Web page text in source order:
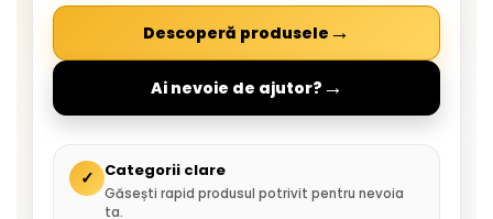
Descoperă produsele →
Ai nevoie de ajutor? →
✓ Categorii clare
Găsești rapid produsul potrivit pentru nevoia
ta.